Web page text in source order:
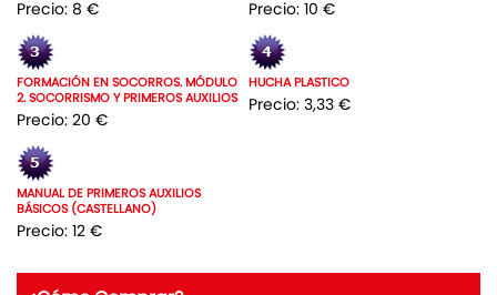
Precio: 8 € Precio: 10 €
FORMACIÓN EN SOCORROS. MÓDULO
2. SOCORRISMO Y PRIMEROS AUXILIOS
Precio: 20 €
HUCHA PLASTICO
Precio: 3,33 €
MANUAL DE PRIMEROS AUXILIOS
BÁSICOS (CASTELLANO)
Precio: 12 €